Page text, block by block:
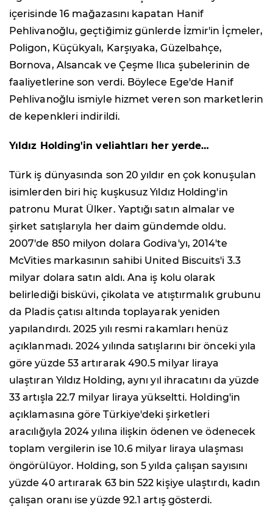
içerisinde 16 mağazasını kapatan Hanif
Pehlivanoğlu, geçtiğimiz günlerde İzmir'in İçmeler,
Poligon, Küçükyalı, Karşıyaka, Güzelbahçe,
Bornova, Alsancak ve Çeşme Ilıca şubelerinin de
faaliyetlerine son verdi. Böylece Ege'de Hanif
Pehlivanoğlu ismiyle hizmet veren son marketlerin
de kepenkleri indirildi.
Yıldız Holding'in veliahtları her yerde…
Türk iş dünyasında son 20 yıldır en çok konuşulan
isimlerden biri hiç kuşkusuz Yıldız Holding'in
patronu Murat Ülker. Yaptığı satın almalar ve
şirket satışlarıyla her daim gündemde oldu.
2007'de 850 milyon dolara Godiva'yı, 2014'te
McVities markasının sahibi United Biscuits'i 3.3
milyar dolara satın aldı. Ana iş kolu olarak
belirlediği bisküvi, çikolata ve atıştırmalık grubunu
da Pladis çatısı altında toplayarak yeniden
yapılandırdı. 2025 yılı resmi rakamları henüz
açıklanmadı. 2024 yılında satışlarını bir önceki yıla
göre yüzde 53 artırarak 490.5 milyar liraya
ulaştıran Yıldız Holding, aynı yıl ihracatını da yüzde
33 artışla 22.7 milyar liraya yükseltti. Holding'in
açıklamasına göre Türkiye'deki şirketleri
aracılığıyla 2024 yılına ilişkin ödenen ve ödenecek
toplam vergilerin ise 10.6 milyar liraya ulaşması
öngörülüyor. Holding, son 5 yılda çalışan sayısını
yüzde 40 artırarak 63 bin 522 kişiye ulaştırdı, kadın
çalışan oranı ise yüzde 92.1 artış gösterdi.